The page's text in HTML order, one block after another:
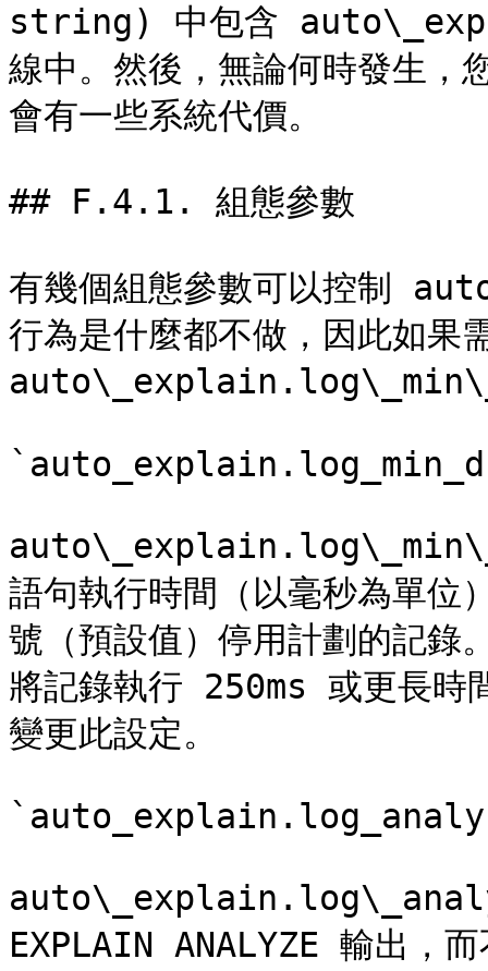
string) 中包含
線中。然後，無論何時發生，
會有一些系統代價。
## F.4.1. 組態參數
有幾個組態參數可以控制
行為是什麼都不做，因此如果
語句執行時間（以毫秒為單位
號（預設值）停用計劃的記錄
將記錄執行 250ms 或更長時
變更此設定。
EXPLAIN ANALYZE 輸出，